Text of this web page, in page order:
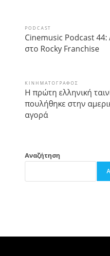
PODCAST
Cinemusic Podcast
στο Rocky Franchise
ΚΙΝΗΜΑΤΟΓΡΆΦΟΣ
Η πρώτη ελληνική
πουλήθηκε στην
αγορά
Αναζήτηση